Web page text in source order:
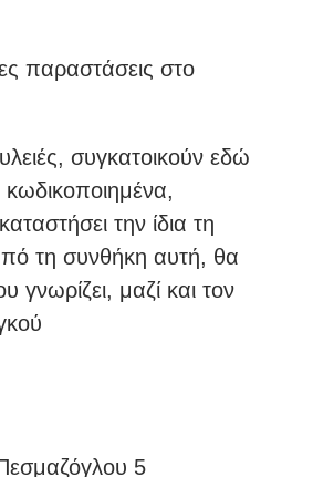
παραστάσεις στο
συγκατοικούν εδώ
κωδικοποιημένα,
την ίδια τη
τη συνθήκη αυτή, θα
γνωρίζει, μαζί και τον
5